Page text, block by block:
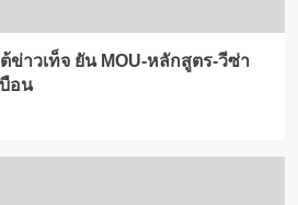
ข่าวเท็จ ยัน MOU-หลักสูตร-วีซ่า
อน